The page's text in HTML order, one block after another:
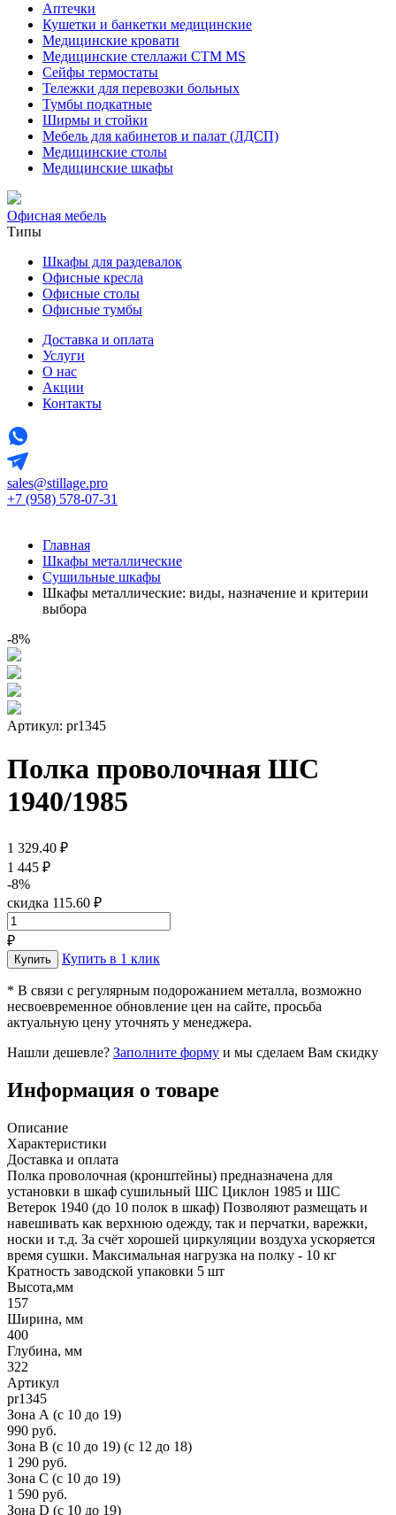
Аптечки
Кушетки и банкетки медицинские
Медицинские кровати
Медицинские стеллажи CTM MS
Сейфы термостаты
Тележки для перевозки больных
Тумбы подкатные
Ширмы и стойки
Мебель для кабинетов и палат (ЛДСП)
Медицинские столы
Медицинские шкафы
Офисная мебель
Типы
Шкафы для раздевалок
Офисные кресла
Офисные столы
Офисные тумбы
Доставка и оплата
Услуги
О нас
Акции
Контакты
sales@stillage.pro
+7 (958) 578-07-31
Главная
Шкафы металлические
Сушильные шкафы
Шкафы металлические: виды, назначение и критерии
выбора
-8%
Артикул: pr1345
Полка проволочная ШС
1940/1985
1 329.40 ₽
1 445 ₽
-8%
скидка 115.60 ₽
₽
Купить в 1 клик
* В связи с регулярным подорожанием металла, возможно
несвоевременное обновление цен на сайте, просьба
актуальную цену уточнять у менеджера.
Нашли дешевле? Заполните форму и мы сделаем Вам скидку
Информация о товаре
Описание
Характеристики
Доставка и оплата
Полка проволочная (кронштейны) предназначена для
установки в шкаф сушильный ШС Циклон 1985 и ШС
Ветерок 1940 (до 10 полок в шкаф) Позволяют размещать и
навешивать как верхнюю одежду, так и перчатки, варежки,
носки и т.д. За счёт хорошей циркуляции воздуха ускоряется
время сушки. Максимальная нагрузка на полку - 10 кг
Кратность заводской упаковки 5 шт
Высота,мм
157
Ширина, мм
400
Глубина, мм
322
Артикул
pr1345
Зона А (c 10 до 19)
990 руб.
Зона B (c 10 до 19) (c 12 до 18)
1 290 руб.
Зона C (c 10 до 19)
1 590 руб.
Зона D (c 10 до 19)